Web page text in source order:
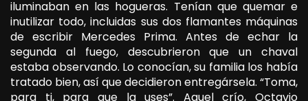
iluminaban en las hogueras. Tenían que quemar e
inutilizar todo, incluidas sus dos flamantes máquinas
de escribir Mercedes Prima. Antes de echar la
segunda al fuego, descubrieron que un chaval
estaba observando. Lo conocían, su familia los había
tratado bien, así que decidieron entregársela. “Toma,
para ti, para que la uses”. Aquel crío, Octavio